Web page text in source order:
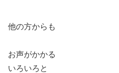
他の方からも
お声がかかる
いろいろと